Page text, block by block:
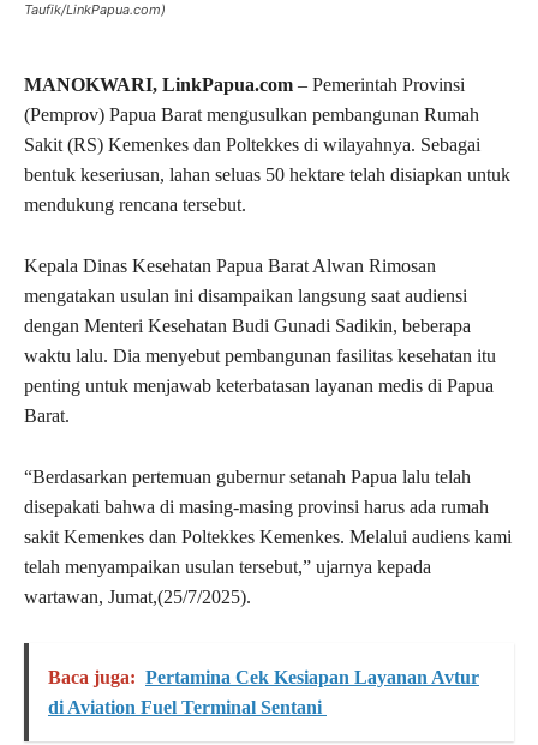
Taufik/LinkPapua.com)
MANOKWARI, LinkPapua.com – Pemerintah Provinsi
(Pemprov) Papua Barat mengusulkan pembangunan Rumah
Sakit (RS) Kemenkes dan Poltekkes di wilayahnya. Sebagai
bentuk keseriusan, lahan seluas 50 hektare telah disiapkan untuk
mendukung rencana tersebut.
Kepala Dinas Kesehatan Papua Barat Alwan Rimosan
mengatakan usulan ini disampaikan langsung saat audiensi
dengan Menteri Kesehatan Budi Gunadi Sadikin, beberapa
waktu lalu. Dia menyebut pembangunan fasilitas kesehatan itu
penting untuk menjawab keterbatasan layanan medis di Papua
Barat.
“Berdasarkan pertemuan gubernur setanah Papua lalu telah
disepakati bahwa di masing-masing provinsi harus ada rumah
sakit Kemenkes dan Poltekkes Kemenkes. Melalui audiens kami
telah menyampaikan usulan tersebut,” ujarnya kepada
wartawan, Jumat,(25/7/2025).
Baca juga: Pertamina Cek Kesiapan Layanan Avtur
di Aviation Fuel Terminal Sentani